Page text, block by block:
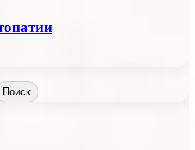
Поиск